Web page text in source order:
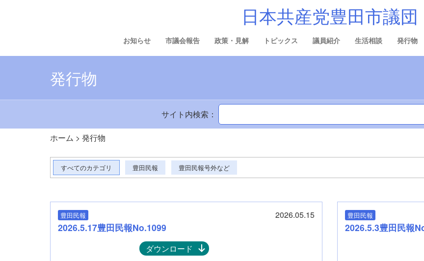
日本共産党豊田市議団
お知らせ 市議会報告 政策・見解 トピックス 議員紹介 生活相談 発行物
発行物
サイト内検索：
ホーム > 発行物
すべてのカテゴリ 豊田民報 豊田民報号外など
豊田民報 2026.05.15
2026.5.17豊田民報No.1099
ダウンロード
豊田民報
2026.5.3豊田民報